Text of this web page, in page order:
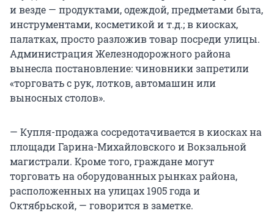
и везде — продуктами, одеждой, предметами быта,
инструментами, косметикой и т.д.; в киосках,
палатках, просто разложив товар посреди улицы.
Администрация Железнодорожного района
вынесла постановление: чиновники запретили
«торговать с рук, лотков, автомашин или
выносных столов».
— Купля-продажа сосредотачивается в киосках на
площади Гарина-Михайловского и Вокзальной
магистрали. Кроме того, граждане могут
торговать на оборудованных рынках района,
расположенных на улицах 1905 года и
Октябрьской, — говорится в заметке.